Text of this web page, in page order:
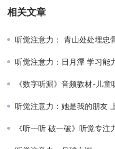
相关文章
听觉注意力： 青山处处埋忠
听觉注意力：日月潭 学习能
《数字听漏》音频教材-儿童
听觉注意力：她是我的朋友
《听一听 破一破》听觉专